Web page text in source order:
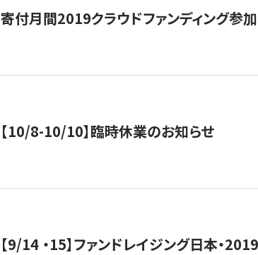
寄付月間2019クラウドファンディング参
【10/8-10/10】臨時休業のお知らせ
【9/14 ・15】ファンドレイジング日本・